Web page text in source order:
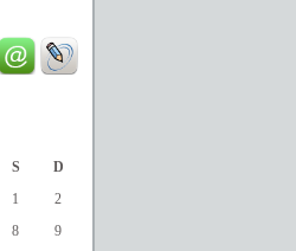
S D
1
2
8
9